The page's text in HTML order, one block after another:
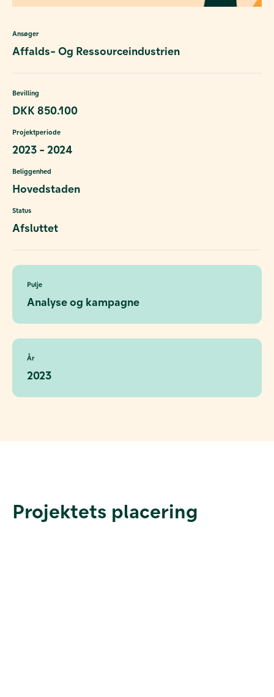
Ansøger
Affalds- Og Ressourceindustrien
Bevilling
DKK 850.100
Projektperiode
2023 - 2024
Beliggenhed
Hovedstaden
Status
Afsluttet
Pulje
Analyse og kampagne
År
2023
Projektets placering